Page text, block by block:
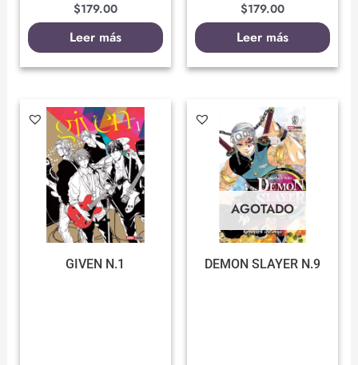
$179.00
Leer más
$179.00
Leer más
GIVEN N.1
AGOTADO
DEMON SLAYER N.9